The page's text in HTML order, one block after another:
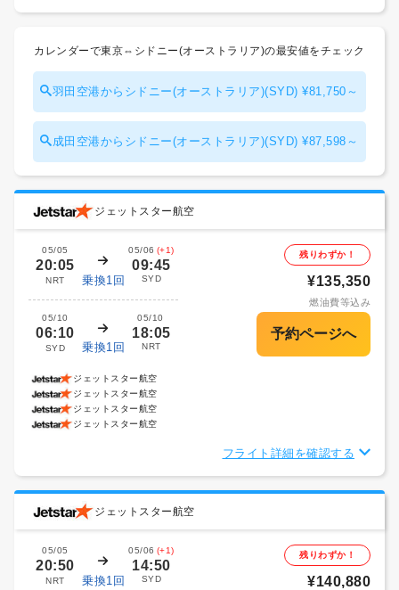
カレンダーで東京⇔シドニー(オーストラリア)の最安値をチェック
羽田空港からシドニー(オーストラリア)(SYD) ¥81,750～
成田空港からシドニー(オーストラリア)(SYD) ¥87,598～
ジェットスター航空
05/05
20:05
NRT 乗換1回
05/06 (+1)
09:45
SYD
05/10
06:10
SYD 乗換1回
05/10
18:05
NRT
残りわずか！
¥135,350
燃油費等込み
ジェットスター航空
ジェットスター航空
ジェットスター航空
ジェットスター航空
フライト詳細を確認する
ジェットスター航空
05/05
20:50
NRT 乗換1回
05/06 (+1)
14:50
SYD
残りわずか！
¥140,880